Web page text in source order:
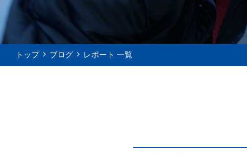
トップ ブログ レポート 一覧